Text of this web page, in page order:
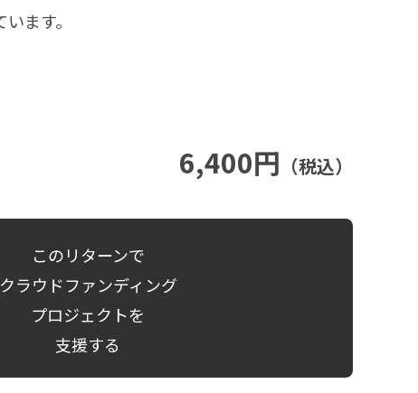
6,400円 （税込）
このリターンで
クラウドファンディング
プロジェクトを
支援する
ます。